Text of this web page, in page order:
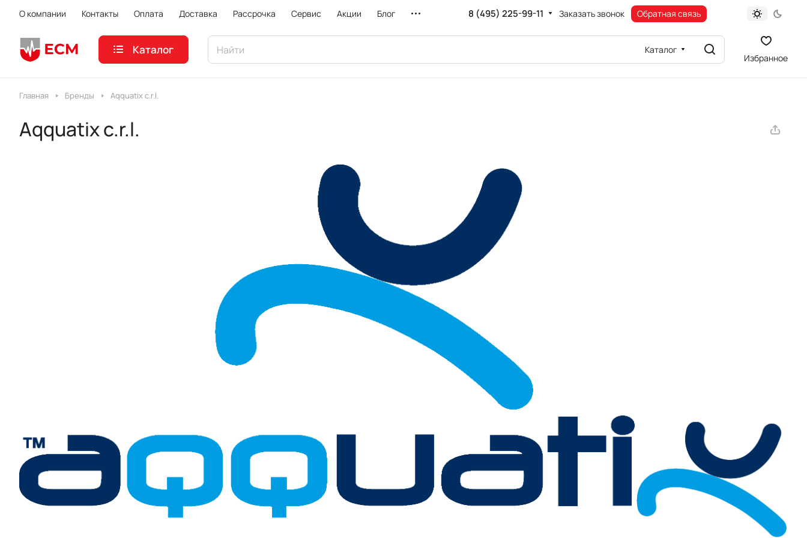
О компании Контакты Оплата Доставка Рассрочка Сервис Акции Блог 8 (495) 225-99-11 Заказать звонок Обратная связь
Каталог Каталог
Избранное
Главная Бренды Aqquatix c.r.l.
Aqquatix c.r.l.